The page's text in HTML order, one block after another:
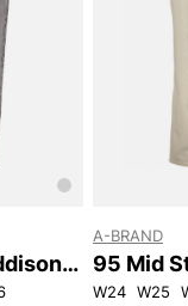
A-BRAND
95 Mid
W24 W25